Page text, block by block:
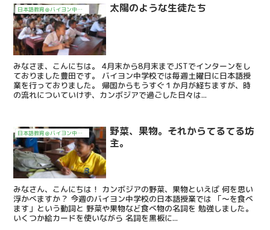
日本語教育＠バイヨン中学校2017～ 太陽のような生徒たち
みなさま、こんにちは。 4月末から8月末までJSTでインターンをし
ておりました豊田です。 バイヨン中学校では毎週土曜日に日本語授
業を行っておりました。 帰国からもうすぐ１か月が経ちますが、時
の流れについていけず、カンボジアで過ごした日々は...
日本語教育＠バイヨン中学校2017～
野菜、果物。それからてるてる坊
主。
みなさん、こんにちは！ カンボジアの野菜、果物といえば 何を思い
浮かべますか？ 今週のバイヨン中学校の日本語授業では 「～を食べ
ます」という動詞と 野菜や果物など食べ物の名詞を 勉強しました。
いくつか絵カードを使いながら 名詞を黒板に...